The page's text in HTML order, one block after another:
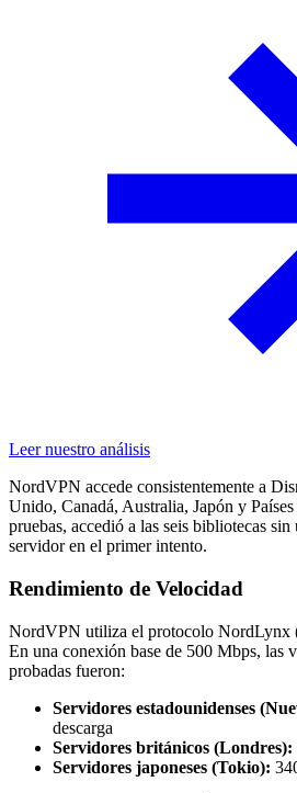
Leer nuestro análisis
NordVPN accede consistentemente a
Unido, Canadá, Australia, Japón y
pruebas, accedió a las seis bibliotecas
servidor en el primer intento.
Rendimiento de Velocidad
NordVPN utiliza el protocolo NordLynx
En una conexión base de 500 Mbps, las
probadas fueron:
Servidores estadounidenses
descarga
Servidores británicos (Londres):
Servidores japoneses (Tokio):